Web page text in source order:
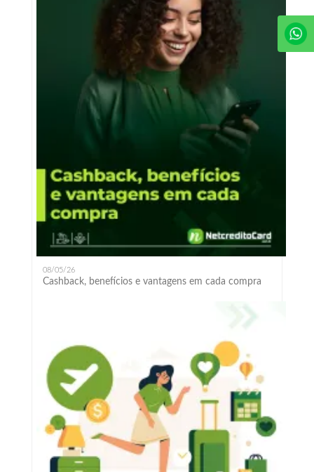
08/05/26
Cashback, benefícios e vantagens em cada compra